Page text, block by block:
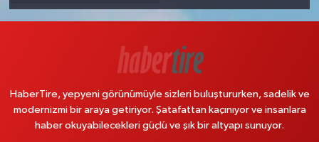
HaberTire, yepyeni görünümüyle sizleri buluştururken, sadelik ve
modernizmi bir araya getiriyor. Şatafattan kaçınıyor ve insanlara
haber okuyabilecekleri güçlü ve şık bir altyapı sunuyor.